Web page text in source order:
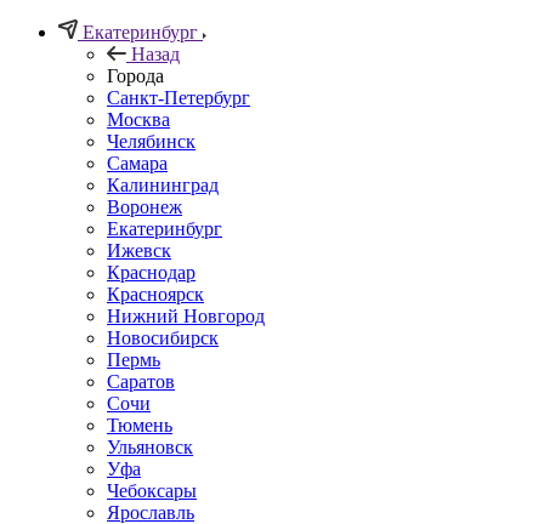
Екатеринбург
Назад
Города
Санкт-Петербург
Москва
Челябинск
Самара
Калининград
Воронеж
Екатеринбург
Ижевск
Краснодар
Красноярск
Нижний Новгород
Новосибирск
Пермь
Саратов
Сочи
Тюмень
Ульяновск
Уфа
Чебоксары
Ярославль